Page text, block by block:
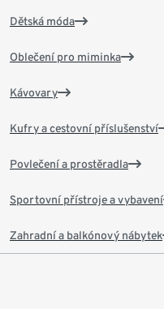
Dětská móda
Oblečení pro miminka
Kávovary
Kufry a cestovní příslušenství
Povlečení a prostěradla
Sportovní přístroje a vybavení
Zahradní a balkónový nábytek